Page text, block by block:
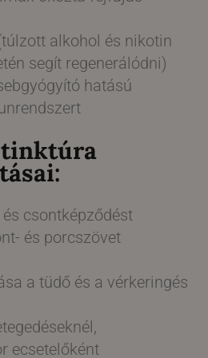
alkohol és nikotin
segít regenerálódni)
hatású
tinktúra
csontképződést
és porcszövet
a tüdő és a vérkeringés
ecsetelőként